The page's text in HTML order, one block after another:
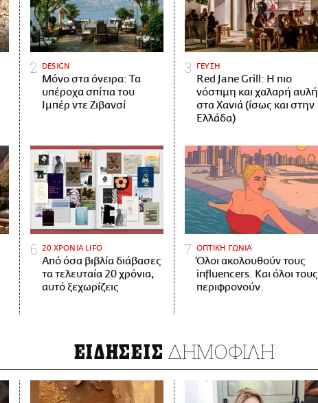
DESIGN
Μόνο στα όνειρα: Τα
υπέροχα σπίτια του
Ιμπέρ ντε Ζιβανσί
ΓΕΥΣΗ
Red Jane Grill: Η πιο
νόστιμη και χαλαρή αυλή
στα Χανιά (ίσως και στην
Ελλάδα)
20 ΧΡΟΝΙΑ LIFO
Από όσα βιβλία διάβασες
τα τελευταία 20 χρόνια,
αυτό ξεχωρίζεις
ΟΠΤΙΚΗ ΓΩΝΙΑ
Όλοι ακολουθούν τους
influencers. Και όλοι τους
περιφρονούν.
ΕΙΔΗΣΕΙΣ ΔΗΜΟΦΙΛΗ